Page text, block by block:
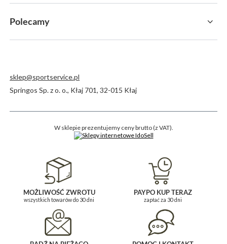
Polecamy
sklep@sportservice.pl
Springos Sp. z o. o., Kłaj 701,32-015 Kłaj
W sklepie prezentujemy ceny brutto (z VAT).
MOŻLIWOŚĆ ZWROTU
wszystkich towarów do 30 dni
PAYPO KUP TERAZ
zapłać za 30 dni